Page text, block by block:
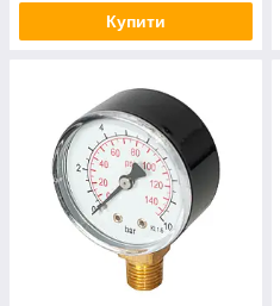
Купити